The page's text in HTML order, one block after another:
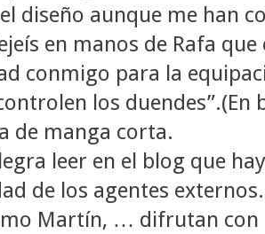
diseño aunque me han
en manos de Rafa
conmigo para la
los duendes”.(En
de manga corta.
leer en el blog que
de los agentes
Martín, … difrutan con